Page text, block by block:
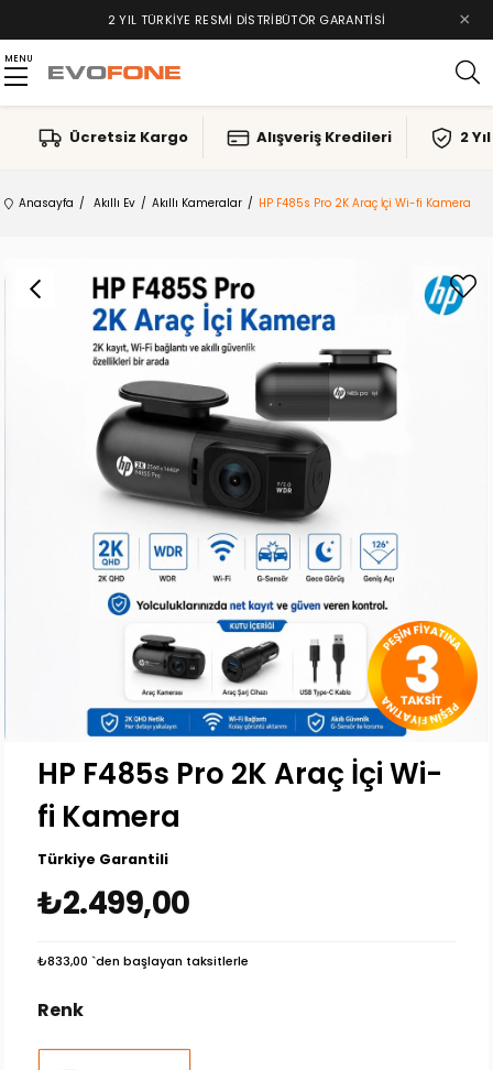
2 YIL TÜRKIYE RESMI DISTRIBÜTÖR GARANTISI ×
MENU
Ücretsiz Kargo Alışveriş Kredileri 2
Anasayfa Akıllı Ev Akıllı Kameralar HP F485s Pro 2K Araç İçi Wi-fi Kamera
HP F485s Pro 2K Araç İçi Wi-
fi Kamera
Türkiye Garantili
₺2.499,00
₺833,00 `den başlayan taksitlerle
Renk